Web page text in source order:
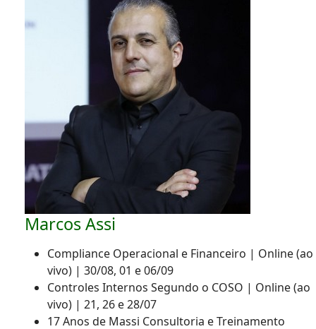
Marcos Assi
Compliance Operacional e Financeiro | Online (ao
vivo) | 30/08, 01 e 06/09
Controles Internos Segundo o COSO | Online (ao
vivo) | 21, 26 e 28/07
17 Anos de Massi Consultoria e Treinamento